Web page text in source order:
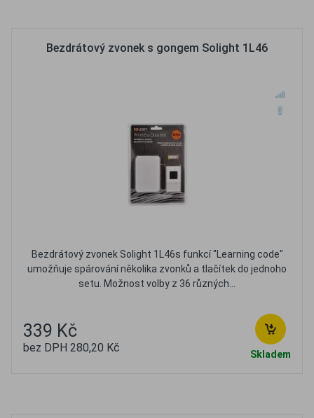
Bezdrátový zvonek s gongem Solight 1L46
Bezdrátový zvonek Solight 1L46s funkcí "Learning code"
umožňuje spárování několika zvonků a tlačítek do jednoho
setu. Možnost volby z 36 různých...
339 Kč
bez DPH 280,20 Kč Skladem